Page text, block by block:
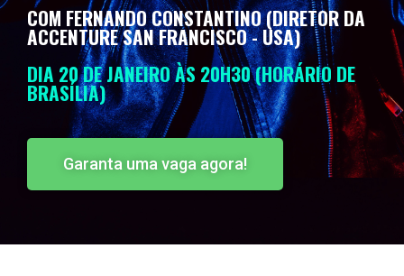
COM FERNANDO CONSTANTINO (DIRETOR DA
ACCENTURE SAN FRANCISCO - USA)
DIA 20 DE JANEIRO ÀS 20H30 (HORÁRIO DE
BRASÍLIA)
Garanta uma vaga agora!